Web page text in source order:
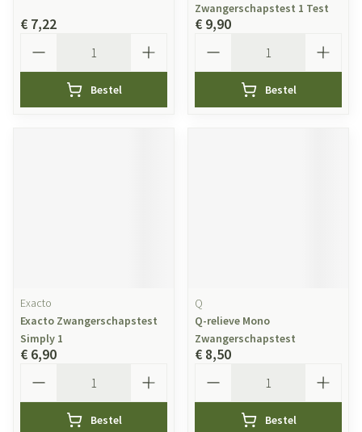
€ 7,22
Bestel
Zwangerschapstest 1 Test
€ 9,90
Bestel
Exacto
Exacto Zwangerschapstest
Simply 1
€ 6,90
Bestel
Q
Q-relieve Mono
Zwangerschapstest
€ 8,50
Bestel